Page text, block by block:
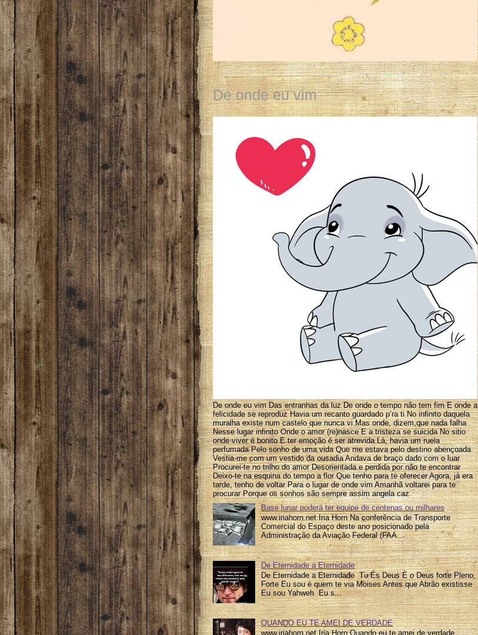
De onde eu vim
De onde eu vim Das entranhas da luz De onde o tempo não tem fim E onde a
felicidade se reproduz Havia um recanto guardado p’ra ti No infinito daquela
muralha existe num castelo que nunca vi Mas onde, dizem,que nada falha
Nesse lugar infinito Onde o amor (re)nasce E a tristeza se suicida No sitio
onde viver é bonito E ter emoção é ser atrevida Lá, havia um ruela
perfumada Pelo sonho de uma vida Que me estava pelo destino abençoada
Vestia-me com um vestido da ousadia Andava de braço dado com o luar
Procurei-te no trilho do amor Desorientada e perdida por não te encontrar
Deixo-te na esquina do tempo a flor Que tenho para te oferecer Agora, já era
tarde, tenho de voltar Para o lugar de onde vim Amanhã voltarei para te
procurar Porque os sonhos são sempre assim angela caz
Base lunar poderá ter equipe de centenas ou milhares
www.iriahorn.net Iria Horn Na conferência de Transporte
Comercial do Espaço deste ano posicionado pela
Administração da Aviação Federal (FAA...
De Eternidade a Eternidade
De Eternidade a Eternidade Tu És Deus È o Deus forte Pleno,
Forte Eu sou é quem te via Moises Antes que Abrão existisse
Eu sou Yahweh Eu s...
QUANDO EU TE AMEI DE VERDADE
www.iriahorn.net Iria Horn Quando eu te amei de verdade